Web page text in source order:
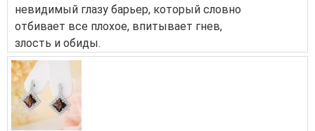
невидимый глазу барьер, который словно
отбивает все плохое, впитывает гнев,
злость и обиды.